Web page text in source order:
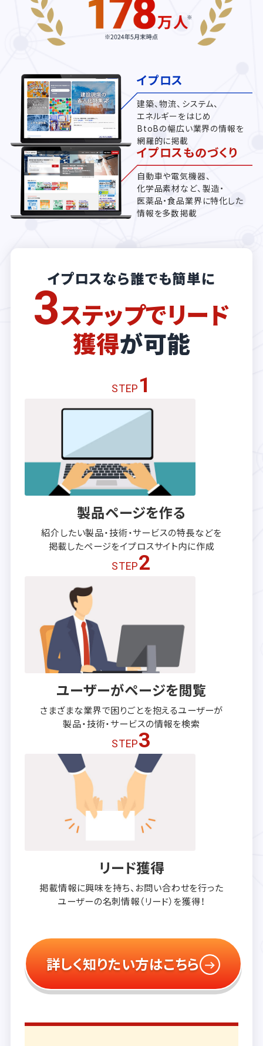
イプロス
建築、物流、システム、
エネルギーをはじめ
BtoBの幅広い業界の情報を
網羅的に掲載
イプロスものづくり
自動車や電気機器、
化学品素材など、製造・
医薬品・食品業界に特化した
情報を多数掲載
イプロスなら誰でも簡単に
3ステップでリード
獲得が可能
STEP 1
製品ページを作る
紹介したい製品・技術・サービスの特長などを
掲載したページをイプロスサイト内に作成
STEP2
ユーザーがページを閲覧
さまざまな業界で困りごとを抱えるユーザーが
製品・技術・サービスの情報を検索
STEP3
リード獲得
掲載情報に興味を持ち、 お問い合わせを行った
ユーザーの名刺情報（リード）を獲得！
詳しく知りたい方はこちら